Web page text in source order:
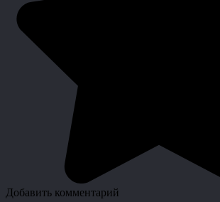
Добавить комментарий